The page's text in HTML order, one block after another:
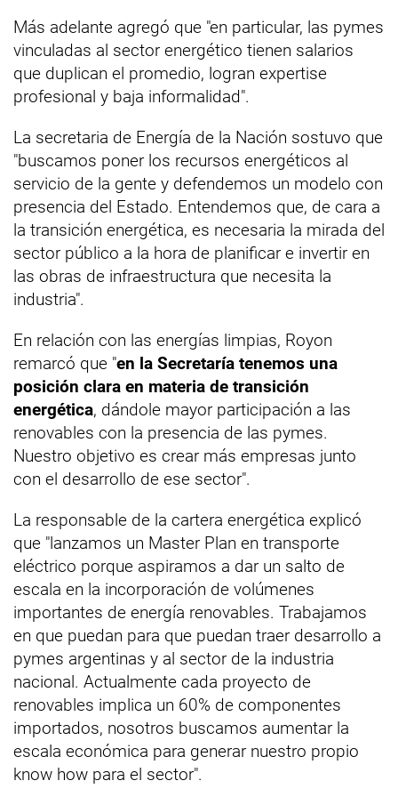
Más adelante agregó que "en particular, las pymes
vinculadas al sector energético tienen salarios
que duplican el promedio, logran expertise
profesional y baja informalidad".
La secretaria de Energía de la Nación sostuvo que
"buscamos poner los recursos energéticos al
servicio de la gente y defendemos un modelo con
presencia del Estado. Entendemos que, de cara a
la transición energética, es necesaria la mirada del
sector público a la hora de planificar e invertir en
las obras de infraestructura que necesita la
industria".
En relación con las energías limpias, Royon
remarcó que "en la Secretaría tenemos una
posición clara en materia de transición
energética, dándole mayor participación a las
renovables con la presencia de las pymes.
Nuestro objetivo es crear más empresas junto
con el desarrollo de ese sector".
La responsable de la cartera energética explicó
que "lanzamos un Master Plan en transporte
eléctrico porque aspiramos a dar un salto de
escala en la incorporación de volúmenes
importantes de energía renovables. Trabajamos
en que puedan para que puedan traer desarrollo a
pymes argentinas y al sector de la industria
nacional. Actualmente cada proyecto de
renovables implica un 60% de componentes
importados, nosotros buscamos aumentar la
escala económica para generar nuestro propio
know how para el sector".